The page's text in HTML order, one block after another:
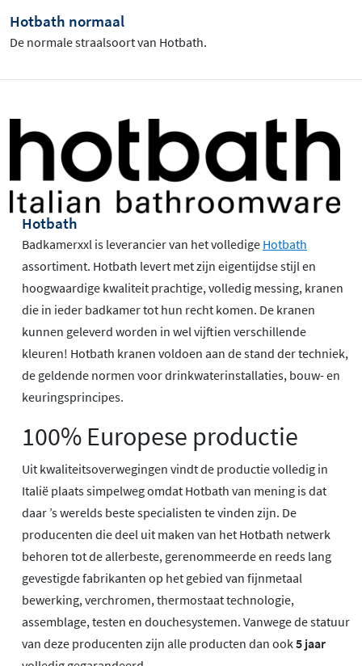
Hotbath normaal
De normale straalsoort van Hotbath.
Hotbath
Badkamerxxl is leverancier van het volledige Hotbath
assortiment. Hotbath levert met zijn eigentijdse stijl en
hoogwaardige kwaliteit prachtige, volledig messing, kranen
die in ieder badkamer tot hun recht komen. De kranen
kunnen geleverd worden in wel vijftien verschillende
kleuren! Hotbath kranen voldoen aan de stand der techniek,
de geldende normen voor drinkwaterinstallaties, bouw- en
keuringsprincipes.
100% Europese productie
Uit kwaliteitsoverwegingen vindt de productie volledig in
Italië plaats simpelweg omdat Hotbath van mening is dat
daar ’s werelds beste specialisten te vinden zijn. De
producenten die deel uit maken van het Hotbath netwerk
behoren tot de allerbeste, gerenommeerde en reeds lang
gevestigde fabrikanten op het gebied van fijnmetaal
bewerking, verchromen, thermostaat technologie,
assemblage, testen en douchesystemen. Vanwege de statuur
van deze producenten zijn alle producten dan ook5 jaar